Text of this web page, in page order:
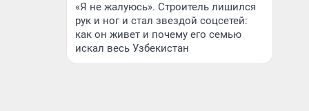
«Я не жалуюсь». Строитель лишился
рук и ног и стал звездой соцсетей:
как он живет и почему его семью
искал весь Узбекистан